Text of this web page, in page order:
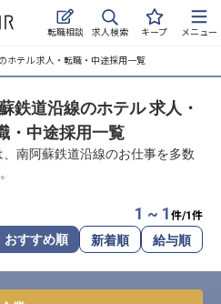
転職相談 求人検索 キープ メニュー
探す
人
について
ホテル 求人・転職・中途採用一覧
鉄道沿線のホテル 求人・
・中途採用一覧
、南阿蘇鉄道沿線のお仕事を多数
1 ~ 1 件/1 件
おすすめ順 新着順 給与順